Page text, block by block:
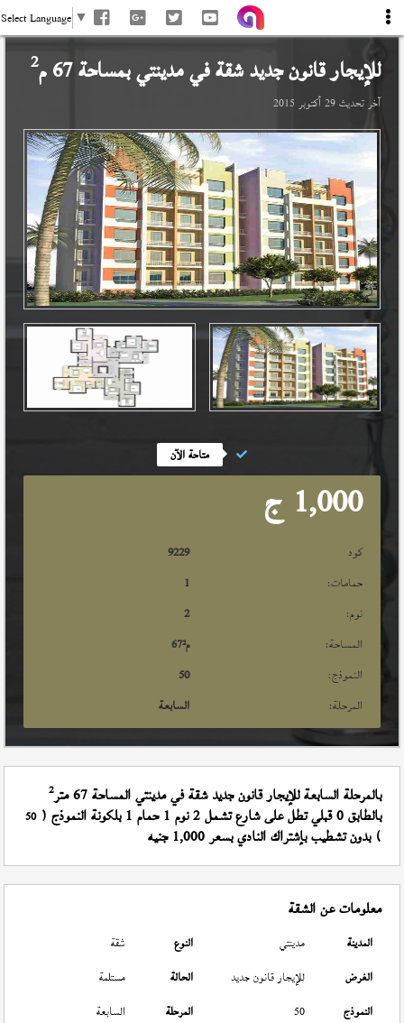
Select Language ▼
للإيجار قانون جديد شقة فيمدينتيبمساحة 67 م 2
آخر تحديث29 أكتوبر 2015
متاحة الآن
1,000 ج
كود
9229
حمامات:
1
نوم:
2
المساحة:
67م²
النموذج:
50
المرحلة:
السابعة
بالمرحلة السابعة للإيجار قانون جديد شقة في مدينتي المساحة 67 متر 2
بالطابق 0 قبلي تطل على شارع تشمل 2 نوم 1 حمام 1 بلكونة النموذج ( 50
) بدون تشطيب بإشتراك النادي بسعر 1,000 جنيه
معلومات عن الشقة
المدينة مدينتي النوع
شقة
الغرض
للإيجار قانون جديد الحالة
مستلمة
النموذج
50 المرحلة
السابعة